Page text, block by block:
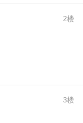
2楼
3楼